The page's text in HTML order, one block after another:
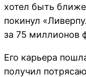
хотел быть
покинул
за 75 миллионов
Его карьера
получил